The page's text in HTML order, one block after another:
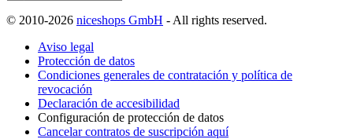
© 2010-2026 niceshops GmbH - All rights reserved.
Aviso legal
Protección de datos
Condiciones generales de contratación y política de
revocación
Declaración de accesibilidad
Configuración de protección de datos
Cancelar contratos de suscripción aquí